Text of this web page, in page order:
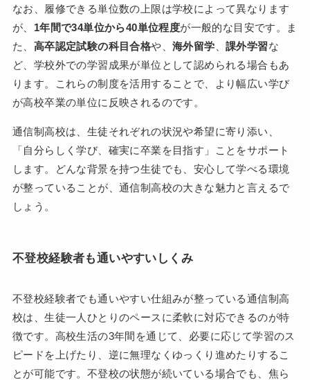
なお、履修できる単位数の上限は学校によって異なります
が、 1年間で34単位から40単位程度が一般的な目安です。ま
た、 高卒認定試験の科目合格や、 海外留学 課外学習な
ど、学校外での学習成果が単位として認められる場合もあ
ります。これらの制度を活用することで、より幅広い学び
が高校卒業の単位に反映されるのです。
通信制高校は、生徒それぞれの状況や希望に寄り添い、
「自分らしく学び、確実に卒業を目指す」ことをサポート
します。どんな背景を持つ生徒でも、安心して学べる環境
が整っていることが、通信制高校の大きな魅力と言えるで
しょう。
不登校経験者も通いやすいしくみ
不登校経験者でも通いやすい仕組みが整っている通信制高
校は、生徒一人ひとりのペースに柔軟に対応できるのが特
徴です。高校生活の3年間を通じて、必要に応じて学習のス
ピードを上げたり、逆に無理なくゆっくり進めたりするこ
とが可能です。不登校の状態が続いている場合でも、焦ら